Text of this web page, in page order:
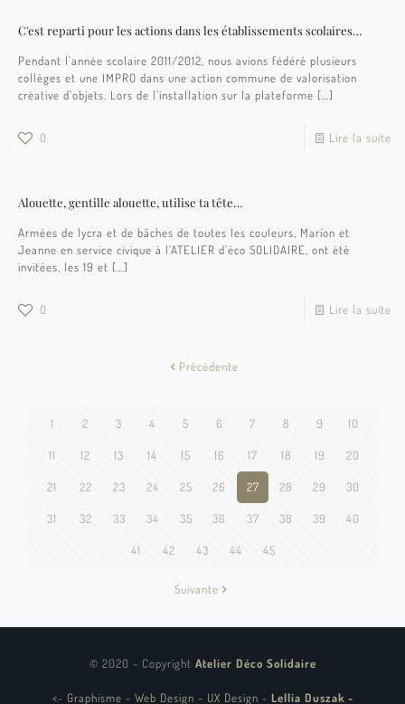
C'est reparti pour les actions dans les établissements scolaires…
Pendant l’année scolaire 2011/2012, nous avions fédéré plusieurs
collèges et une IMPRO dans une action commune de valorisation
créative d’objets. Lors de l’installation sur la plateforme […]
0 Lire la suite
Alouette, gentille alouette, utilise ta tête…
Armées de lycra et de bâches de toutes les couleurs, Marion et
Jeanne en service civique à l’ATELIER d’éco SOLIDAIRE, ont été
invitées, les 19 et […]
0 Lire la suite
Précédente
1 2 3 4 5 6 7 8 9 10
11 12 13 14 15 16 17 18 19 20
21 22 23 24 25 26 27 28 29 30
31 32 33 34 35 36 37 38 39 40
41 42 43 44 45
Suivante
© 2020 - Copyright Atelier Déco Solidaire
<- Graphisme - Web Design - UX Design - Lellia Duszak -